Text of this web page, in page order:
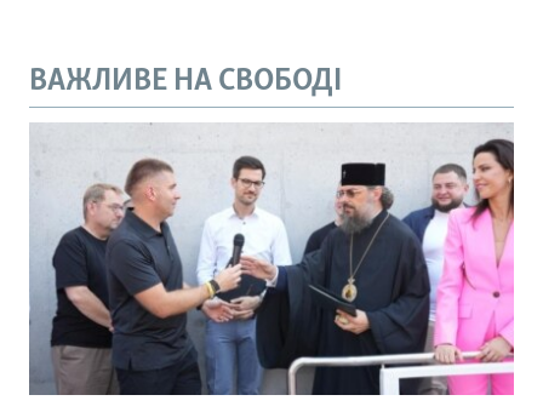
ВАЖЛИВЕ НА СВОБОДІ